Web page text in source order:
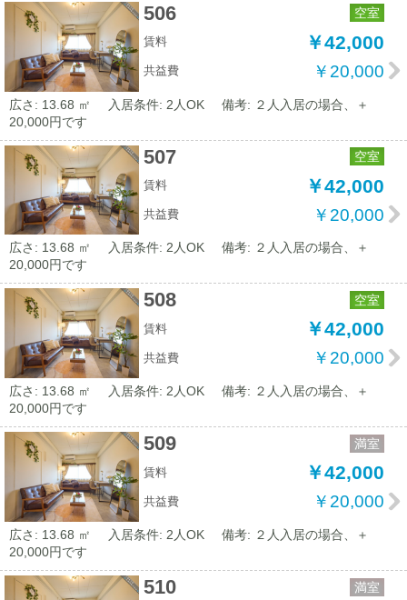
506 空室
賃料 ￥42,000
共益費 ￥20,000
広さ: 13.68 ㎡ 入居条件: 2人OK
備考: ２人入居の場合、＋
20,000円です
507 空室
賃料 ￥42,000
共益費 ￥20,000
広さ: 13.68 ㎡ 入居条件: 2人OK
備考: ２人入居の場合、＋
20,000円です
508 空室
賃料 ￥42,000
共益費 ￥20,000
広さ: 13.68 ㎡ 入居条件: 2人OK
備考: ２人入居の場合、＋
20,000円です
509 満室
賃料 ￥42,000
共益費 ￥20,000
広さ: 13.68 ㎡ 入居条件: 2人OK
備考: ２人入居の場合、＋
20,000円です
510 満室